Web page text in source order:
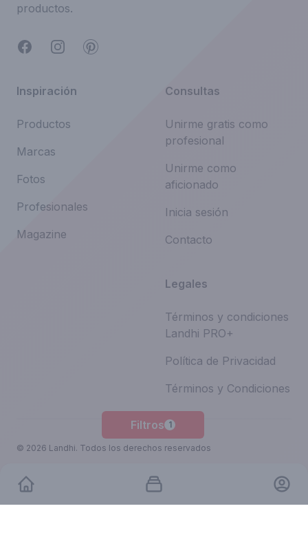
productos.
FacebookInstagramPinterest
Inspiración
Productos
Marcas
Fotos
Profesionales
Magazine
Consultas
Unirme gratis como
profesional
Unirme como
aficionado
Inicia sesión
Contacto
Legales
Términos y condiciones
Landhi PRO+
Política de Privacidad
Términos y Condiciones
© 2026 Landhi. Todos los derechos reservados
Filtros 1